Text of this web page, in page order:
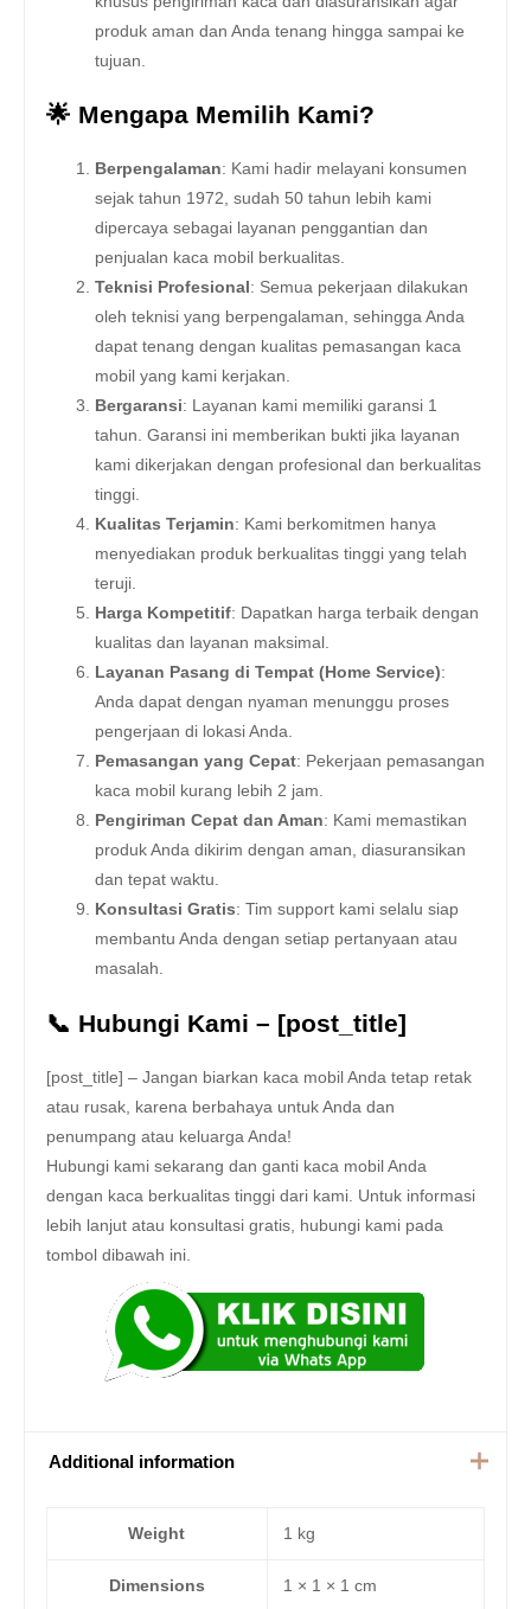
produk aman dan Anda tenang hingga sampai ke
tujuan.
🌟 Mengapa Memilih Kami?
Berpengalaman: Kami hadir melayani konsumen
sejak tahun 1972, sudah 50 tahun lebih kami
dipercaya sebagai layanan penggantian dan
penjualan kaca mobil berkualitas.
Teknisi Profesional : Semua pekerjaan dilakukan
oleh teknisi yang berpengalaman, sehingga Anda
dapat tenang dengan kualitas pemasangan kaca
mobil yang kami kerjakan.
Bergaransi: Layanan kami memiliki garansi 1
tahun. Garansi ini memberikan bukti jika layanan
kami dikerjakan dengan profesional dan berkualitas
tinggi.
Kualitas Terjamin: Kami berkomitmen hanya
menyediakan produk berkualitas tinggi yang telah
teruji.
Harga Kompetitif: Dapatkan harga terbaik dengan
kualitas dan layanan maksimal.
Layanan Pasang di Tempat (Home Service):
Anda dapat dengan nyaman menunggu proses
pengerjaan di lokasi Anda.
Pemasangan yang Cepat: Pekerjaan pemasangan
kaca mobil kurang lebih 2 jam.
Pengiriman Cepat dan Aman: Kami memastikan
produk Anda dikirim dengan aman, diasuransikan
dan tepat waktu.
Konsultasi Gratis: Tim support kami selalu siap
membantu Anda dengan setiap pertanyaan atau
masalah.
📞 Hubungi Kami – [post_title]
[post_title] – Jangan biarkan kaca mobil Anda tetap retak
atau rusak, karena berbahaya untuk Anda dan
penumpang atau keluarga Anda!
Hubungi kami sekarang dan ganti kaca mobil Anda
dengan kaca berkualitas tinggi dari kami. Untuk informasi
lebih lanjut atau konsultasi gratis, hubungi kami pada
tombol dibawah ini.
Additional information
Weight 1 kg
Dimensions 1 × 1 × 1 cm